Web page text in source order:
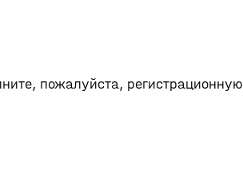
пожалуйста, регистрационную